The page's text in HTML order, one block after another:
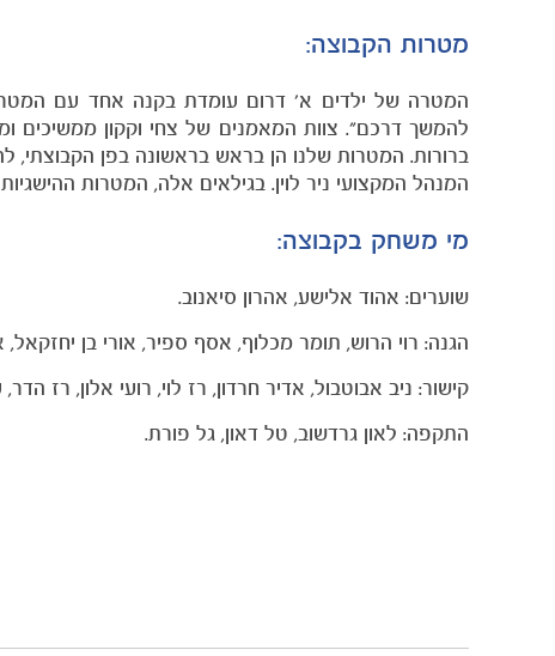
מטרות הקבוצה:
המטרה של ילדים א' דרום עומדת בקנה אחד עם
להמשך דרכם". צוות המאמנים של צחי וקקון
ברורות. המטרות שלנו הן בראש בראשונה בפן
המנהל המקצועי ניר לוין. בגילאים אלה, המטרות
מי משחק בקבוצה:
שוערים: אהוד אלישע, אהרון סיאנוב.
הגנה: רוי הרוש, תומר מכלוף, אסף ספיר, אורי בן יחזקאל,
קישור: ניב אבוטבול, אדיר חרדון, רז לוי, רועי אלון, רז
התקפה: לאון גרדשוב, טל דאון, גל פורת.